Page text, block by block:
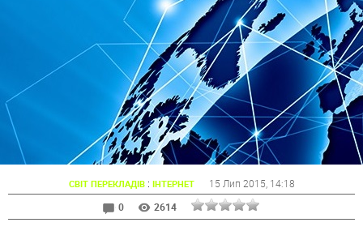
СВІТ ПЕРЕКЛАДІВ: ІНТЕРНЕТ 15 Лип 2015 , 14:18
0
2614